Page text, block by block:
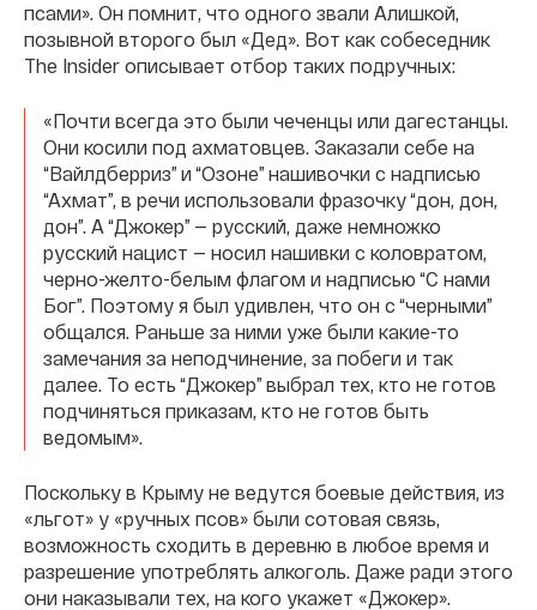
псами». Он помнит, что одного звали Алишкой,
позывной второго был «Дед». Вот как собеседник
The Insider описывает отбор таких подручных:
«Почти всегда это были чеченцы или дагестанцы.
Они косили под ахматовцев. Заказали себе на
“Вайлдберриз” и “Озоне” нашивочки с надписью
“Ахмат”, в речи использовали фразочку “дон, дон,
дон”. А “Джокер” — русский, даже немножко
русский нацист — носил нашивки с коловратом,
черно-желто-белым флагом и надписью “С нами
Бог”. Поэтому я был удивлен, что он с “черными”
общался. Раньше за ними уже были какие-то
замечания за неподчинение, за побеги и так
далее. То есть “Джокер” выбрал тех, кто не готов
подчиняться приказам, кто не готов быть
ведомым».
Поскольку в Крыму не ведутся боевые действия, из
«льгот» у «ручных псов» были сотовая связь,
возможность сходить в деревню в любое время и
разрешение употреблять алкоголь. Даже ради этого
они наказывали тех, на кого укажет «Джокер».